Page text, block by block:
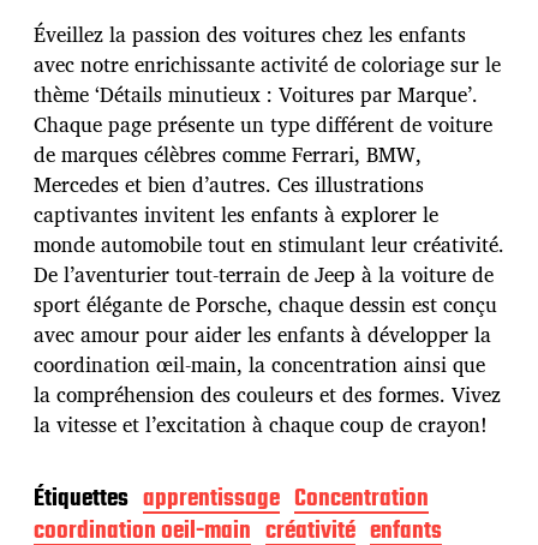
e
d
e
p
u
b
l
i
c
a
t
i
o
n
Éveillez la passion des voitures chez les enfants
avec notre enrichissante activité de coloriage sur le
thème ‘Détails minutieux : Voitures par Marque’.
Chaque page présente un type différent de voiture
de marques célèbres comme Ferrari, BMW,
Mercedes et bien d’autres. Ces illustrations
captivantes invitent les enfants à explorer le
monde automobile tout en stimulant leur créativité.
De l’aventurier tout-terrain de Jeep à la voiture de
sport élégante de Porsche, chaque dessin est conçu
avec amour pour aider les enfants à développer la
coordination œil-main, la concentration ainsi que
la compréhension des couleurs et des formes. Vivez
la vitesse et l’excitation à chaque coup de crayon!
Étiquettes apprentissage Concentration
coordination oeil-main créativité enfants